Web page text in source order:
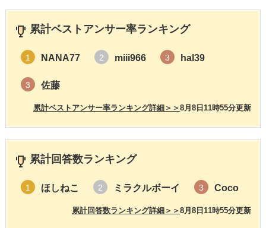
累計ベストアンサー率ランキング
1 NANA77 2 miii966 3 hal39
3 佐藤
8月8日11時55分更新
累計ベストアンサー率ランキング詳細＞＞
累計回答数ランキング
1 ほしねこ 2 ミラクルボーイ 3 Coco
8月8日11時55分更新
累計回答数ランキング詳細＞＞